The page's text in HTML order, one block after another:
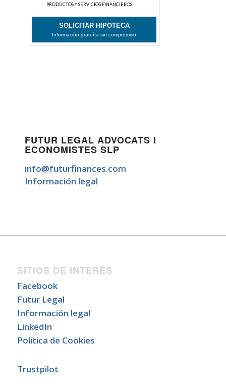
FUTUR LEGAL ADVOCATS I
ECONOMISTES SLP
info@futurfinances.com
Información legal
SITIOS DE INTERÉS
Facebook
Futur Legal
Información legal
LinkedIn
Política de Cookies
Trustpilot